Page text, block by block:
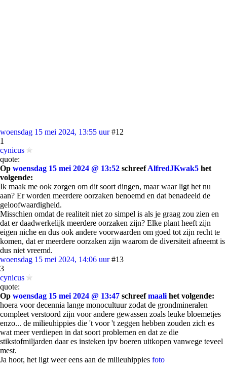
woensdag 15 mei 2024, 13:55 uur #12
1
cynicus
quote:
Op woensdag 15 mei 2024 @ 13:52 schreefAlfredJKwak5 het
volgende:
Ik maak me ook zorgen om dit soort dingen, maar waar ligt het nu
aan? Er worden meerdere oorzaken benoemd en dat benadeeld de
geloofwaardigheid.
Misschien omdat de realiteit niet zo simpel is als je graag zou zien en
dat er daadwerkelijk meerdere oorzaken zijn? Elke plant heeft zijn
eigen niche en dus ook andere voorwaarden om goed tot zijn recht te
komen, dat er meerdere oorzaken zijn waarom de diversiteit afneemt is
dus niet vreemd.
woensdag 15 mei 2024, 14:06 uur #13
3
cynicus
quote:
Op woensdag 15 mei 2024 @ 13:47 schreefmaali het volgende:
hoera voor decennia lange monocultuur zodat de grondmineralen
compleet verstoord zijn voor andere gewassen zoals leuke bloemetjes
enzo... de milieuhippies die 't voor 't zeggen hebben zouden zich es
wat meer verdiepen in dat soort problemen en dat ze die
stikstofmiljarden daar es insteken ipv boeren uitkopen vanwege teveel
mest.
Ja hoor, het ligt weer eens aan de milieuhippies foto